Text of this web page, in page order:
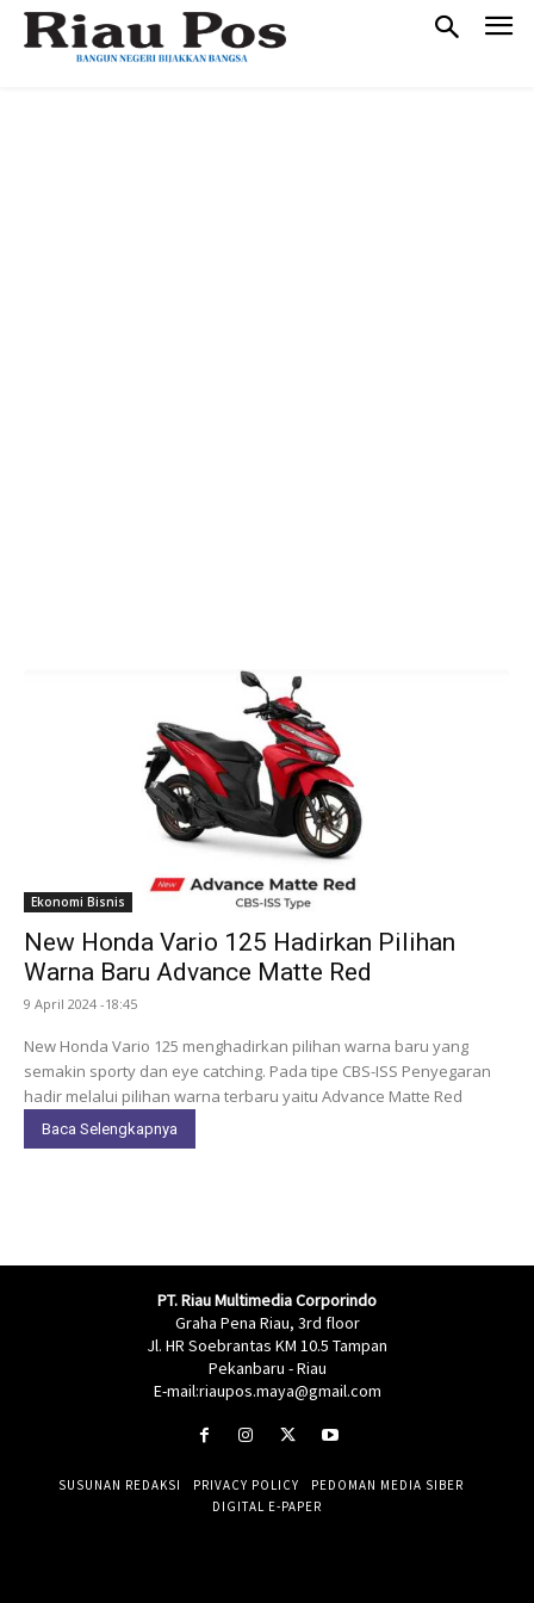
Ekonomi Bisnis
New Honda Vario 125 Hadirkan Pilihan
Warna Baru Advance Matte Red
9 April 2024 -18:45
New Honda Vario 125 menghadirkan pilihan warna baru yang
semakin sporty dan eye catching. Pada tipe CBS-ISS Penyegaran
hadir melalui pilihan warna terbaru yaitu Advance Matte Red
Baca Selengkapnya
PT. Riau Multimedia Corporindo
Graha Pena Riau, 3rd floor
Jl. HR Soebrantas KM 10.5 Tampan
Pekanbaru - Riau
E-mail:riaupos.maya@gmail.com
SUSUNAN REDAKSI PRIVACY POLICY
PEDOMAN MEDIA SIBER
DIGITAL E-PAPER